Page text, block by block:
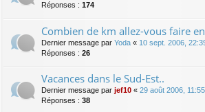
Réponses : 174
Combien de km allez-vous faire
Dernier message par Yoda « 10 sept. 2006,
Réponses : 26
Vacances dans le Sud-Est..
Dernier message par jef10 « 29 août 2006, 11:55
Réponses : 38